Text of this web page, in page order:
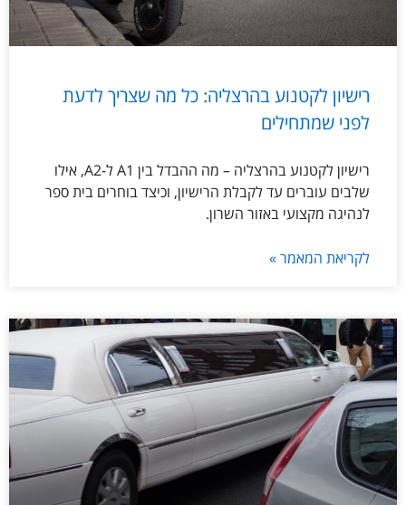
רישיון לקטנוע בהרצליה: כל מה שצריך לדעת
לפני שמתחילים
רישיון לקטנוע בהרצליה – מה ההבדל בין A1 ל-A2, אילו
שלבים עוברים עד לקבלת הרישיון, וכיצד בוחרים בית ספר
לנהיגה מקצועי באזור השרון.
לקריאת המאמר »